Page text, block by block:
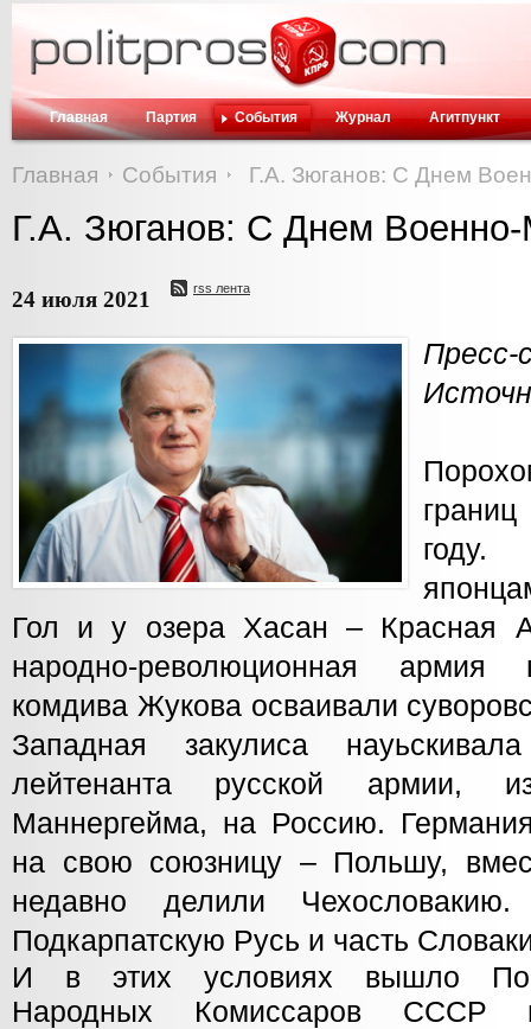
Главная Партия События Журнал Агитпункт
Главная События Г.А. Зюганов: С Днем
Г.А. Зюганов: С Днем Военно-
24 июля 2021 rss лента
Гол и у озера Хасан – Красная
народно-революционная армия
комдива Жукова осваивали
Западная закулиса
лейтенанта русской армии,
Маннергейма, на Россию.
на свою союзницу – Польшу,
недавно делили Чехословакию.
Подкарпатскую Русь и часть
И в этих условиях вышло
Народных Комиссаров